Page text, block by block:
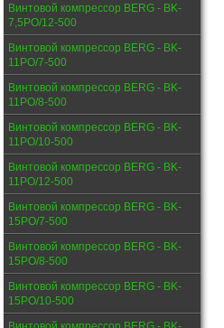
Винтовой компрессор BERG - BK-
7,5PО/12-500
Винтовой компрессор BERG - BK-
11PО/7-500
Винтовой компрессор BERG - BK-
11PО/8-500
Винтовой компрессор BERG - BK-
11PО/10-500
Винтовой компрессор BERG - BK-
11PО/12-500
Винтовой компрессор BERG - BK-
15PО/7-500
Винтовой компрессор BERG - BK-
15PО/8-500
Винтовой компрессор BERG - BK-
15PО/10-500